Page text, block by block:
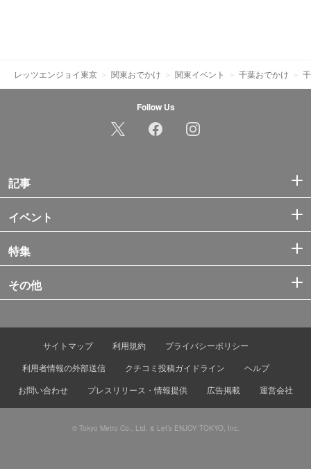
レッツエンジョイ東京 関東おでかけ 関東イベント 千葉おでかけ
Follow Us
記事
イベント
特集
その他
サイトマップ 利用規約
プライバシーポリシー
利用者情報の外部送信
クチコミ投稿ガイドライン
ヘルプ
お問い合わせ
プレスリリース・情報提供 広告掲載 運営会社
© Tokyo Metro Co., Ltd. & Let’s ENJOY TOKYO, Inc.